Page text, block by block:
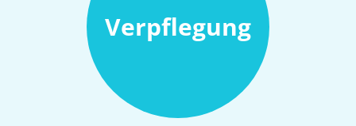
Verpflegung